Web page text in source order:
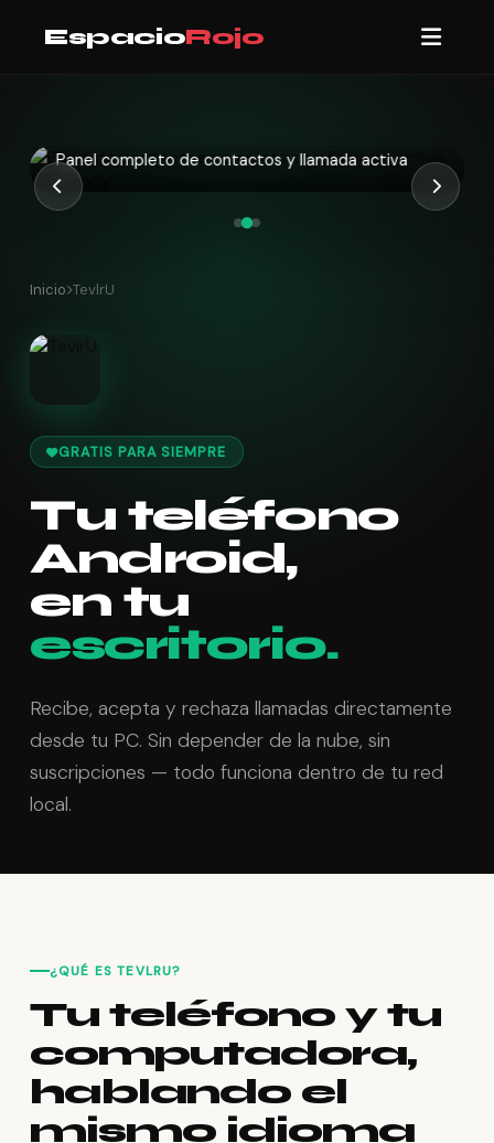
EspacioRojo
Inicio TevlrU
GRATIS PARA SIEMPRE
Tu teléfono
Android,
en tu
escritorio.
Recibe, acepta y rechaza llamadas directamente
desde tu PC. Sin depender de la nube, sin
suscripciones — todo funciona dentro de tu red
local.
Panel completo de contactos y llamada activa
¿QUÉ ES TEVLRU?
Tu teléfono y tu
computadora,
hablando el
mismo idioma